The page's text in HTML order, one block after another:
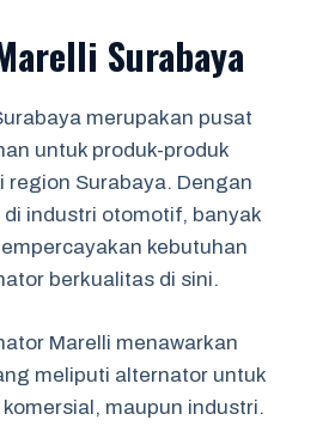
Surabaya
merupakan pusat
untuk produk-produk
region Surabaya. Dengan
industri otomotif, banyak
kebutuhan
berkualitas di sini.
Marelli menawarkan
meliputi alternator untuk
maupun industri.